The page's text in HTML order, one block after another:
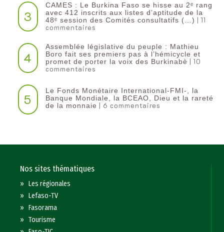
3
CAMES : Le Burkina Faso se hisse au 2ᵉ rang
avec 412 inscrits aux listes d’aptitude de la
48ᵉ session des Comités consultatifs (…) | 11
commentaires
4
Assemblée législative du peuple : Mathieu
Boro fait ses premiers pas à l’hémicycle et
promet de porter la voix des Burkinabè | 10
commentaires
5
Le Fonds Monétaire International-FMI-, la
Banque Mondiale, la BCEAO, Dieu et la rareté
de la monnaie | 6 commentaires
Nos sites thématiques
»Les régionales
»Lefaso-TV
»Fasorama
»Tourisme